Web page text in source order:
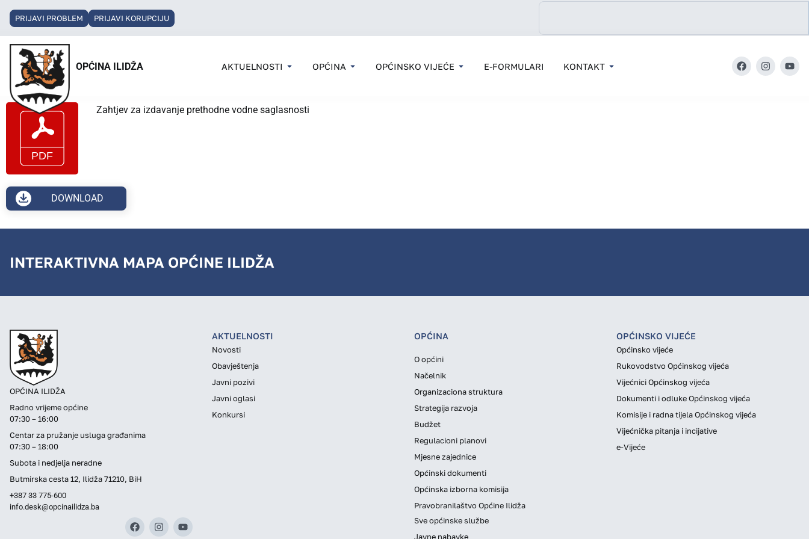
PRIJAVI PROBLEM PRIJAVI KORUPCIJU
OPĆINA ILIDŽA AKTUELNOSTI OPĆINA OPĆINSKO VIJEĆE E-FORMULARI KONTAKT
Zahtjev za izdavanje prethodne vodne saglasnosti
DOWNLOAD
INTERAKTIVNA MAPA OPĆINE ILIDŽA
OPĆINA ILIDŽA
Radno vrijeme općine
07:30 – 16:00
Centar za pružanje usluga građanima
07:30 – 18:00
Subota i nedjelja neradne
Butmirska cesta 12, Ilidža 71210, BiH
+387 33 775-600
info.desk@opcinailidza.ba
AKTUELNOSTI
Novosti
Obavještenja
Javni pozivi
Javni oglasi
Konkursi
OPĆINA
O općini
Načelnik
Organizaciona struktura
Strategija razvoja
Budžet
Regulacioni planovi
Mjesne zajednice
Općinski dokumenti
Općinska izborna komisija
Pravobranilaštvo Općine Ilidža
Sve općinske službe
Javne nabavke
OPĆINSKO VIJEĆE
Općinsko vijeće
Rukovodstvo Općinskog vijeća
Vijećnici Općinskog vijeća
Dokumenti i odluke Općinskog vijeća
Komisije i radna tijela Općinskog vijeća
Vijećnička pitanja i incijative
e-Vijeće